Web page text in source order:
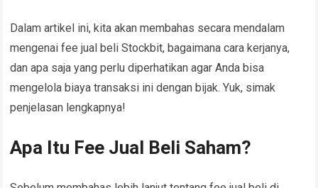
Dalam artikel ini, kita akan membahas secara mendalam
mengenai fee jual beli Stockbit, bagaimana cara kerjanya,
dan apa saja yang perlu diperhatikan agar Anda bisa
mengelola biaya transaksi ini dengan bijak. Yuk, simak
penjelasan lengkapnya!
Apa Itu Fee Jual Beli Saham?